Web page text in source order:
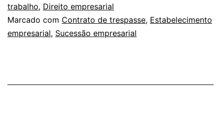
trabalho, Direito empresarial
Marcado com Contrato de trespasse, Estabelecimento
empresarial, Sucessão empresarial